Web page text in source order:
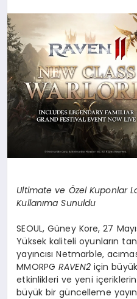
Ultimate ve Özel Kuponlar
Kullanıma Sunuldu
SEOUL, Güney Kore, 27
Yüksek kaliteli oyunların
yayıncısı Netmarble,
MMORPGRAVEN2için
etkinlikleri ve yeni içeriklerin
büyük bir güncelleme